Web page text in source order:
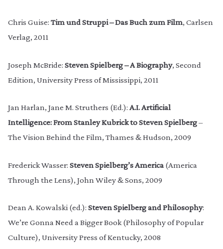
Chris Guise: Tim und Struppi – Das Buch zum Film, Carlsen
Verlag, 2011
Joseph McBride: Steven Spielberg – A Biography, Second
Edition, University Press of Mississippi, 2011
‪Jan Harlan, ‪Jane M. Struthers (Ed.): A.I. Artificial
Intelligence: ‪From Stanley Kubrick to Steven Spielberg–
The Vision Behind the Film, Thames & Hudson, 2009
Frederick Wasser: Steven Spielberg’s America (America
Through the Lens), John Wiley & Sons, 2009
Dean A. Kowalski (ed.): Steven Spielberg and Philosophy:
We’re Gonna Need a Bigger Book (Philosophy of Popular
Culture), University Press of Kentucky, 2008